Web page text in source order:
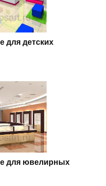
для детских
для ювелирных